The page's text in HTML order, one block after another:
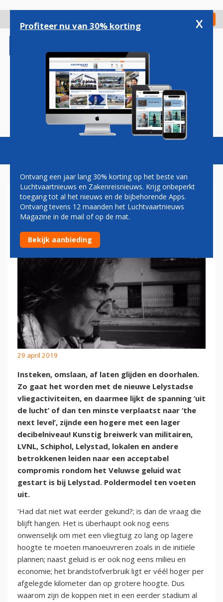
gaan
Check in
Magazine Podcasts Vacatures
PAUL MELKERT: HAKEN EN
OGEN
29 april 2019
Insteken, omslaan, af laten glijden en doorhalen.
Zo gaat het worden met de nieuwe Lelystadse
vliegactiviteiten, en daarmee lijkt de spanning ‘uit
de lucht’ of dan ten minste verplaatst naar ‘the
next level’, zijnde een hogere met een lager
decibelniveau! Kunstig breiwerk van militairen,
LVNL, Schiphol, Lelystad, lokalen en andere
betrokkenen leiden naar een acceptabel
compromis rondom het Veluwse geluid wat
gestart is bij Lelystad. Poldermodel ten voeten
uit.
‘Had dat niet wat eerder gekund?; is dan de vraag die
blijft hangen. Het is überhaupt ook nog eens
onwenselijk om met een vliegtuig zo lang op lagere
hoogte te moeten manoeuvreren zoals in de initiële
plannen; naast geluid is er ook nog eens milieu en
economie; het brandstofverbruik ligt er véél hoger per
afgelegde kilometer dan op grotere hoogte. Dus
waarom zijn de koppen niet in een eerder stadium al
Profiteer nu van 30% korting x
Ontvang een jaar lang 30% korting op het beste van
Luchtvaartnieuws en Zakenreisnieuws. Krijg onbeperkt
toegang tot al het nieuws en de bijbehorende Apps.
Ontvang tevens 12 maanden het Luchtvaartnieuws
Magazine in de mail of op de mat.
Bekijk aanbieding